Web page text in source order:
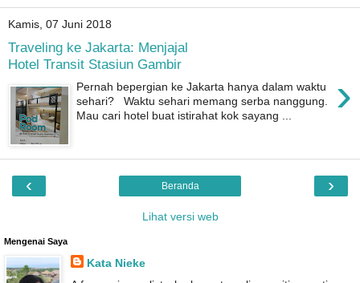
Kamis, 07 Juni 2018
Traveling ke Jakarta: Menjajal
Hotel Transit Stasiun Gambir
›
Pernah bepergian ke Jakarta hanya dalam waktu
sehari? Waktu sehari memang serba nanggung.
Mau cari hotel buat istirahat kok sayang ...
‹ ›
Beranda
Lihat versi web
Mengenai Saya
Kata Nieke